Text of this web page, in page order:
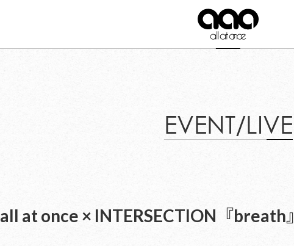
EVENT/LIVE
all at once × INTERSECTION『breath』